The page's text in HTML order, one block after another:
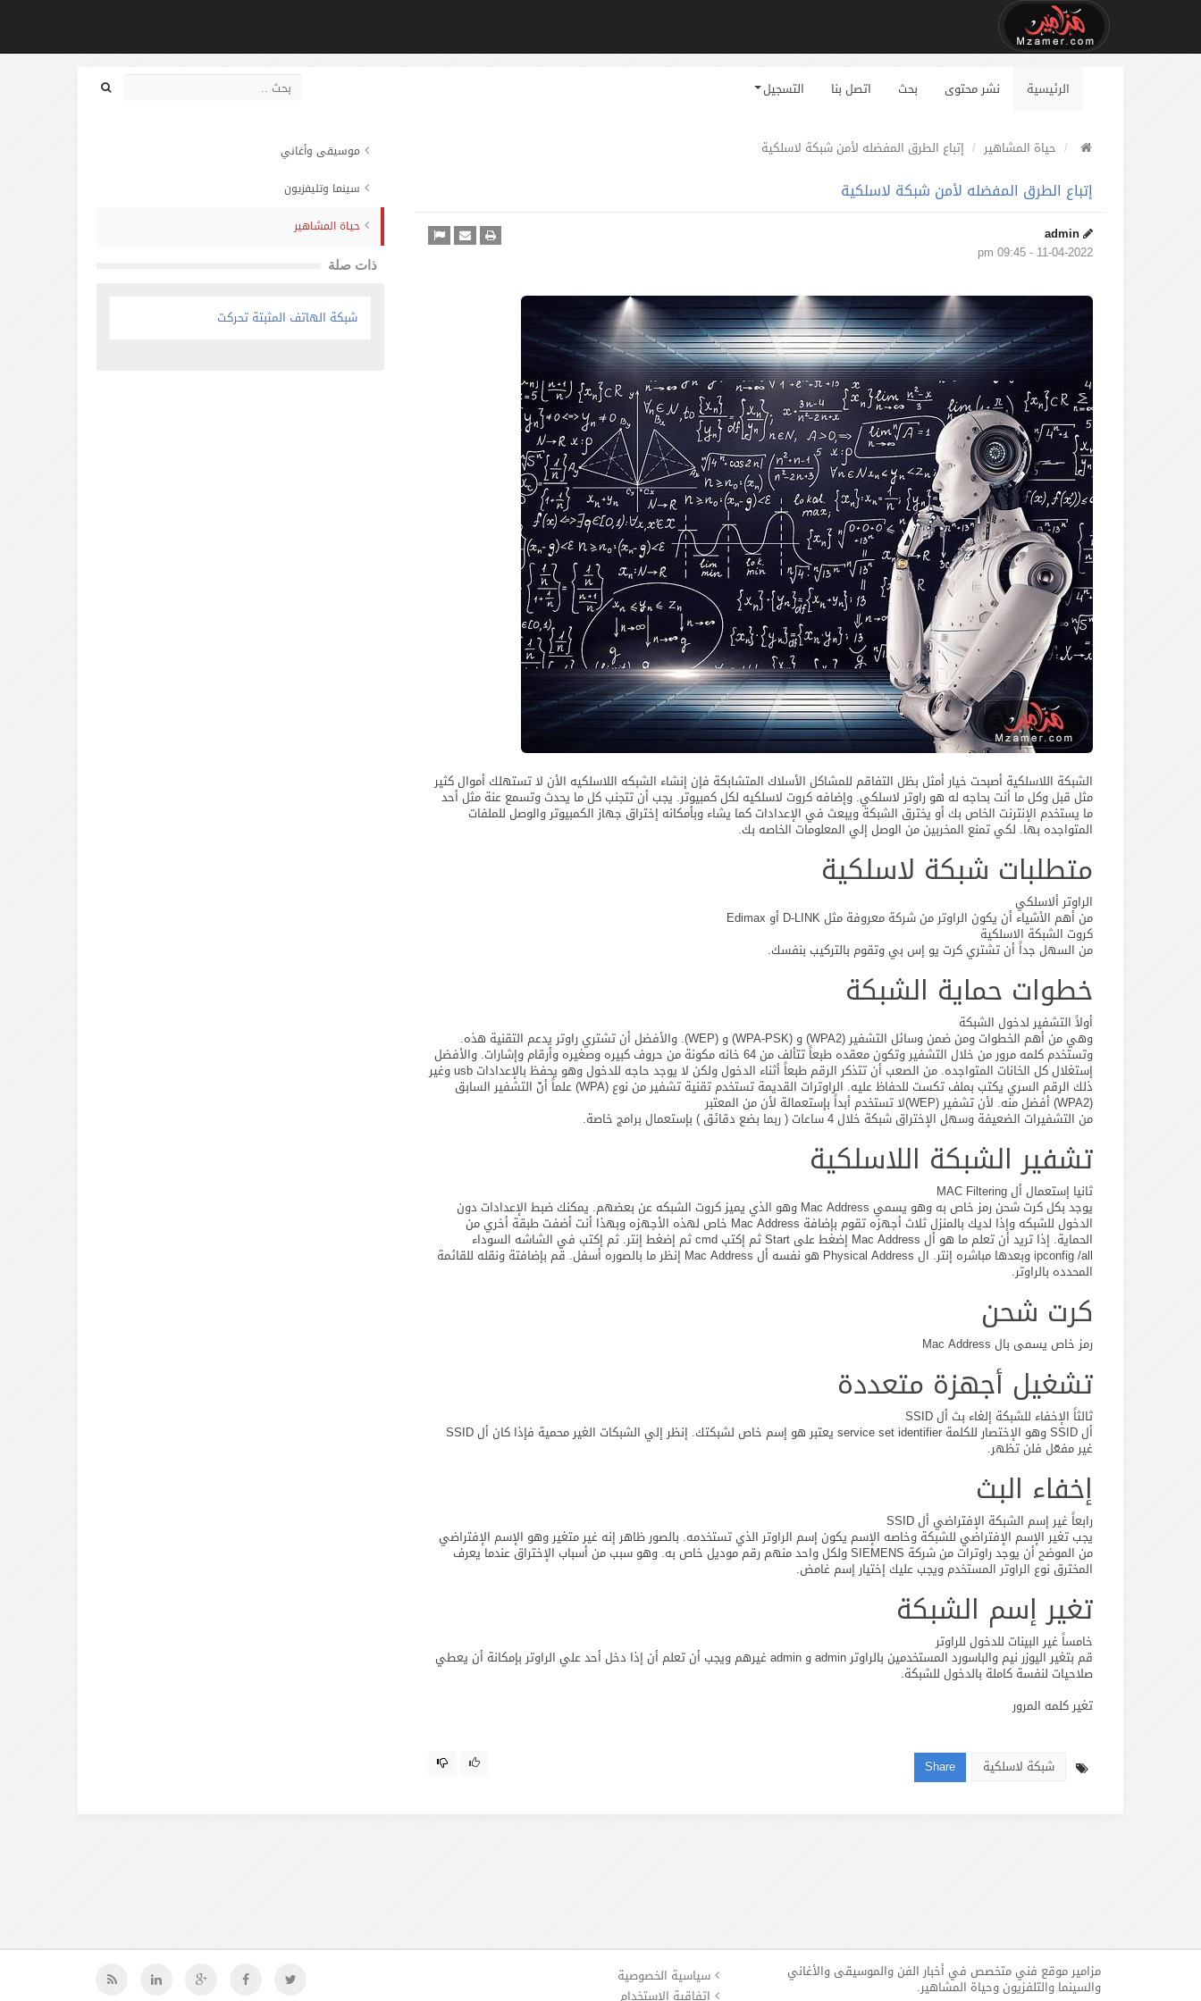
الرئيسية نشر محتوى بحث اتصل بنا التسجيل
حياة المشاهير إتباع الطرق المفضله لأمن شبكة لاسلكية
إتباع الطرق المفضله لأمن شبكة لاسلكية
admin
11-04-2022 - 09:45 pm
الشبكة اللاسلكية أصبحت خيار أمثل بظل التفاقم للمشاكل الأسلاك المتشابكة فإن إنشاء الشبكه اللاسلكيه الأن لا تستهلك أموال كثير
مثل قبل وكل ما أنت بحاجه له هو راوتر لاسلكي. وإضافه كروت لاسلكيه لكل كمبيوتر. يجب أن تتجنب كل ما يحدث وتسمع عنة مثل أحد
ما يستخدم الإنترنت الخاص بك أو يخترق الشبكة ويبعث في الإعدادات كما يشاء وبأمكانه إختراق جهاز الكمبيوتر والوصل للملفات
المتواجده بها. لكي تمنع المخربين من الوصل إلي المعلومات الخاصه بك.
متطلبات شبكة لاسلكية
الراوتر ألاسلكي
من أهم الأشياء أن يكون الراوتر من شركة معروفة مثل D-LINK أو Edimax
كروت الشبكة الاسلكية
من السهل جداً أن تشتري كرت يو إس بي وتقوم بالتركيب بنفسك.
خطوات حماية الشبكة
أولاً التشفير لدخول الشبكة
وهي من أهم الخطوات ومن ضمن وسائل التشفير (WPA2) و (WPA-PSK) و (WEP). والأفضل أن تشتري راوتر يدعم التقنية هذه.
وتستخدم كلمه مرور من خلال التشفير وتكون معقده طبعاً تتألف من 64 خانه مكونة من حروف كبيره وصغيره وأرقام وإشارات. والأفضل
إستغلال كل الخانات المتواجده. من الصعب أن تتذكر الرقم طبعاً أثناء الدخول ولكن لا يوجد حاجه للدخول وهو يحفظ بالإعدادات usb وغير
ذلك الرقم السري يكتب بملف تكست للحفاظ عليه. الراوترات القديمة تستخدم تقنية تشفير من نوع (WPA) علماً أنّ التشفير السابق
(WPA2) أفضل منه. لأن تشفير (WEP)لا تستخدم أبداً بإستعمالة لأن من المعتبر
من التشفيرات الضعيفة وسهل الإختراق شبكة خلال 4 ساعات ( ربما بضع دقائق ) بإستعمال برامج خاصة.
تشفير الشبكة اللاسلكية
ثانيا إستعمال أل MAC Filtering
يوجد بكل كرت شحن رمز خاص به وهو يسمي Mac Address وهو الذي يميز كروت الشبكه عن بعضهم. يمكنك ضبط الإعدادات دون
الدخول للشبكه وإذا لديك بالمنزل ثلاث أجهزه تقوم بإضافة Mac Address خاص لهذه الأجهزه وبهذا أنت أضفت طبقة أخري من
الحماية. إذا تريد أن تعلم ما هو أل Mac Address إضغط على Start ثم إكتب cmd ثم إضغط إنتر. ثم إكتب في الشاشه السوداء
ipconfig /all وبعدها مباشره إنتر. ال Physical Address هو نفسه أل Mac Address إنظر ما بالصوره أسفل. قم بإضافتة ونقله للقائمة
المحدده بالراوتر.
كرت شحن
رمز خاص يسمى بال Mac Address
تشغيل أجهزة متعددة
ثالثاً الإخفاء للشبكة إلغاء بث أل SSID
أل SSID وهو الإختصار للكلمة service set identifier يعتبر هو إسم خاص لشبكتك. إنظر إلي الشبكات الغير محمية فإذا كان أل SSID
غير مفعّل فلن تظهر.
إخفاء البث
رابعاً غير إسم الشبكة الإفتراضي أل SSID
يجب تغير الإسم الإفتراضي للشبكة وخاصه الإسم يكون إسم الراوتر الذي تستخدمه. بالصور ظاهر إنه غير متغير وهو الإسم الإفتراضي
من الموضح أن يوجد راوترات من شركة SIEMENS ولكل واحد منهم رقم موديل خاص به. وهو سبب من أسباب الإختراق عندما يعرف
المخترق نوع الراوتر المستخدم ويجب عليك إختيار إسم غامض.
تغير إسم الشبكة
خامساً غير البينات للدخول للراوتر
قم بتغير اليوزر نيم والباسورد المستخدمين بالراوتر admin و admin غيرهم ويجب أن تعلم أن إذا دخل أحد علي الراوتر بإمكانة أن يعطي
صلاحيات لنفسة كاملة بالدخول للشبكة.
تغير كلمه المرور
شبكة لاسلكية Share
موسيقى وأغاني
سينما وتليفزيون
حياة المشاهير
ذات صلة
شبكة الهاتف المثبتة تحركت
مزامير موقع فني متخصص في أخبار الفن والموسيقى والأغاني
والسينما والتلفزيون وحياة المشاهير.
سياسية الخصوصية
إتفاقية الإستخدام